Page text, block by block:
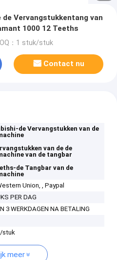
de Vervangstukkentang van
1000 12 Teeths
：1 stuk/stuk
Contact nu
de Vervangstukken van de
van de de
van de tangbar
de Tangbar van de
Union, , Paypal
PER DAG
3 WERKDAGEN NA BETALING
stuk
meer